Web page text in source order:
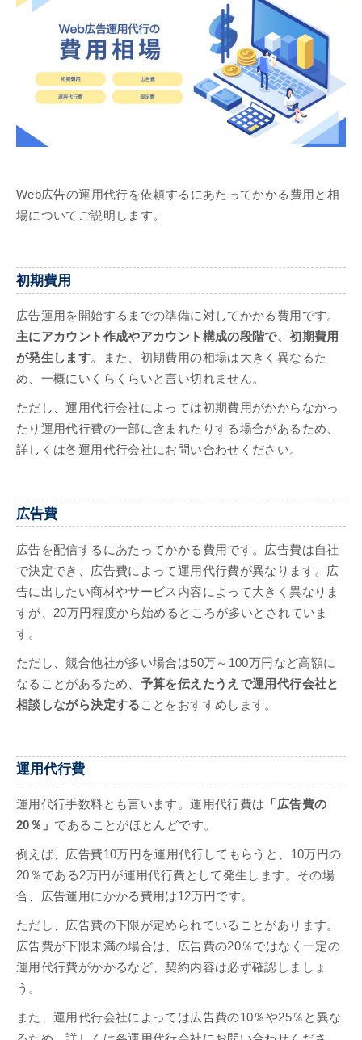
Web広告の運用代行を依頼するにあたってかかる費用と相
場についてご説明します。
初期費用
広告運用を開始するまでの準備に対してかかる費用です。
主にアカウント作成やアカウント構成の段階で、初期費用
が発生します。また、初期費用の相場は大きく異なるた
め、一概にいくらくらいと言い切れません。
ただし、運用代行会社によっては初期費用がかからなかっ
たり運用代行費の一部に含まれたりする場合があるため、
詳しくは各運用代行会社にお問い合わせください。
広告費
広告を配信するにあたってかかる費用です。広告費は自社
で決定でき、広告費によって運用代行費が異なります。広
告に出したい商材やサービス内容によって大きく異なりま
すが、20万円程度から始めるところが多いとされていま
す。
ただし、競合他社が多い場合は50万～100万円など高額に
なることがあるため、 予算を伝えたうえで運用代行会社と
相談しながら決定する ことをおすすめします。
運用代行費
運用代行手数料とも言います。運用代行費は 「広告費の
20％」 であることがほとんどです。
例えば、広告費10万円を運用代行してもらうと、10万円の
20％である2万円が運用代行費として発生します。その場
合、広告運用にかかる費用は12万円です。
ただし、広告費の下限が定められていることがあります。
広告費が下限未満の場合は、広告費の20％ではなく一定の
運用代行費がかかるなど、契約内容は必ず確認しましょ
う。
また、運用代行会社によっては広告費の10％や25％と異な